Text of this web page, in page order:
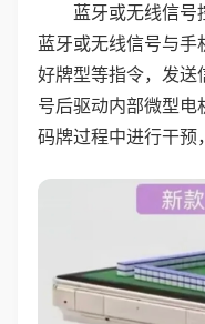
蓝牙或无线信号
蓝牙或无线信号与
好牌型等指令，发送
号后驱动内部微型电
码牌过程中进行干预